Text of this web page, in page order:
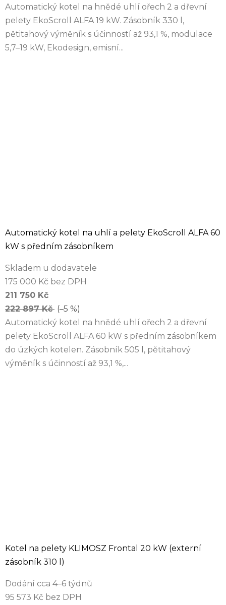
Automatický kotel na hnědé uhlí ořech 2 a dřevní
pelety EkoScroll ALFA 19 kW. Zásobník 330 l,
pětitahový výměník s účinností až 93,1 %, modulace
5,7–19 kW, Ekodesign, emisní...
Automatický kotel na uhlí a pelety EkoScroll ALFA 60
kW s předním zásobníkem
Skladem u dodavatele
175 000 Kč bez DPH
211 750 Kč
222 897 Kč (–5 %)
Automatický kotel na hnědé uhlí ořech 2 a dřevní
pelety EkoScroll ALFA 60 kW s předním zásobníkem
do úzkých kotelen. Zásobník 505 l, pětitahový
výměník s účinností až 93,1 %,...
Kotel na pelety KLIMOSZ Frontal 20 kW (externí
zásobník 310 l)
Dodání cca 4–6 týdnů
95 573 Kč bez DPH